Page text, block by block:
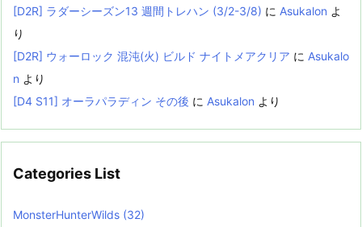
[D2R] ラダーシーズン13 週間トレハン (3/2-3/8) に Asukalon よ
り
[D2R] ウォーロック 混沌(火) ビルド ナイトメアクリア に Asukalo
n より
[D4 S11] オーラパラディン その後 に Asukalon より
Categories List
MonsterHunterWilds (32)